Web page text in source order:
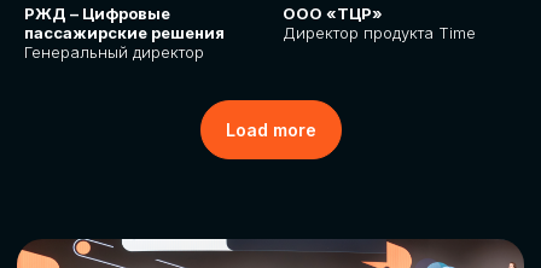
РЖД – Цифровые
пассажирские решения
Генеральный директор
ООО «ТЦР»
Директор продукта Time
Load more